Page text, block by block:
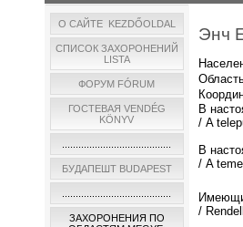
О САЙТЕ KEZDŐOLDAL
СПИСОК ЗАХОРОНЕНИЙ
LISTA
ФОРУМ FÓRUM
ГОСТЕВАЯ VENDÉG
KÖNYV
БУДАПЕШТ BUDAPEST
ЗАХОРОНЕНИЯ ПО
Энч
В
/ A
В
/ A
/